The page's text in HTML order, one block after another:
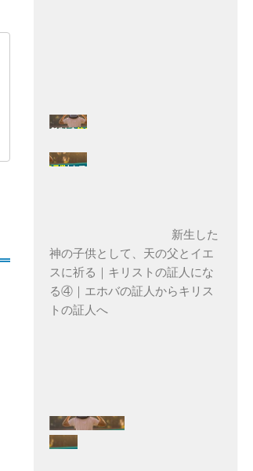
新生した
神の子供として、天の父とイエ
スに祈る｜キリストの証人にな
る④｜エホバの証人からキリス
トの証人へ